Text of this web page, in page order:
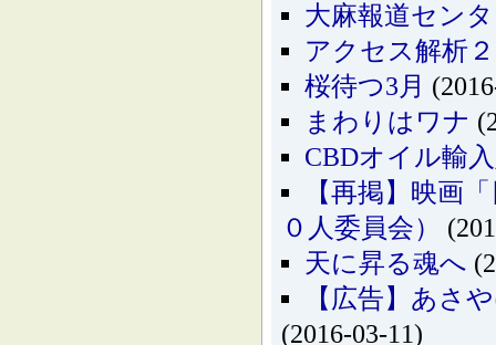
大麻報道セン
アクセス解析
桜待つ3月
まわりはワナ
CBDオイル輸
【再掲】映画
０人委員会）
天に昇る魂へ
【広告】あさ
(2016-03-11)